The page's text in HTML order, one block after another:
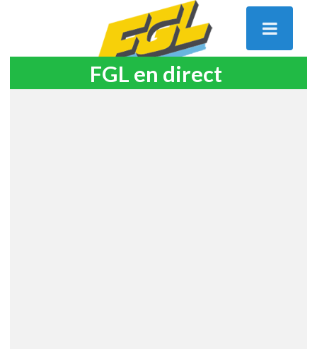
FGL en direct